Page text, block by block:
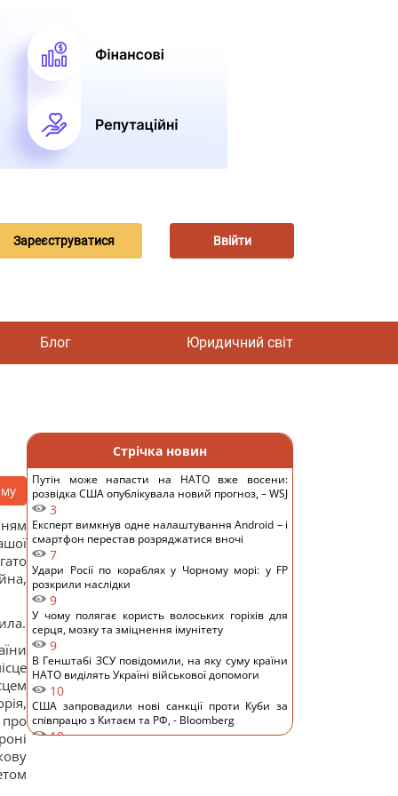
Зареєструватися Ввійти
Блог Юридичний світ
Стрічка новин
Путін може напасти на НАТО вже восени:
розвідка США опублікувала новий прогноз, – WSJ
3
Експерт вимкнув одне налаштування Android – і
смартфон перестав розряджатися вночі
7
Удари Росії по кораблях у Чорному морі: у FP
розкрили наслідки
9
У чому полягає користь волоських горіхів для
серця, мозку та зміцнення імунітету
9
В Генштабі ЗСУ повідомили, на яку суму країни
НАТО виділять Україні військової допомоги
10
США запровадили нові санкції проти Куби за
співпрацю з Китаєм та РФ, - Bloomberg
10